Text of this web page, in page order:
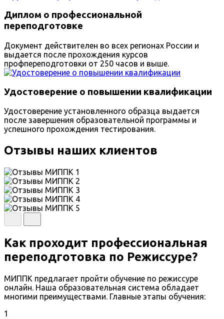
Диплом о профессиональной
переподготовке
Документ действителен во всех регионах России и
выдается после прохождения курсов
профпереподготовки от 250 часов и выше.
Удостоверение о повышении квалификации
Удостоверение установленного образца выдается
после завершения образовательной программы и
успешного прохождения тестирования.
Отзывы наших клиентов
Как проходит профессиональная
переподготовка по Режиссуре?
МИППК предлагает пройти обучение по режиссуре
онлайн. Наша образовательная система обладает
многими преимуществами. Главные этапы обучения:
1